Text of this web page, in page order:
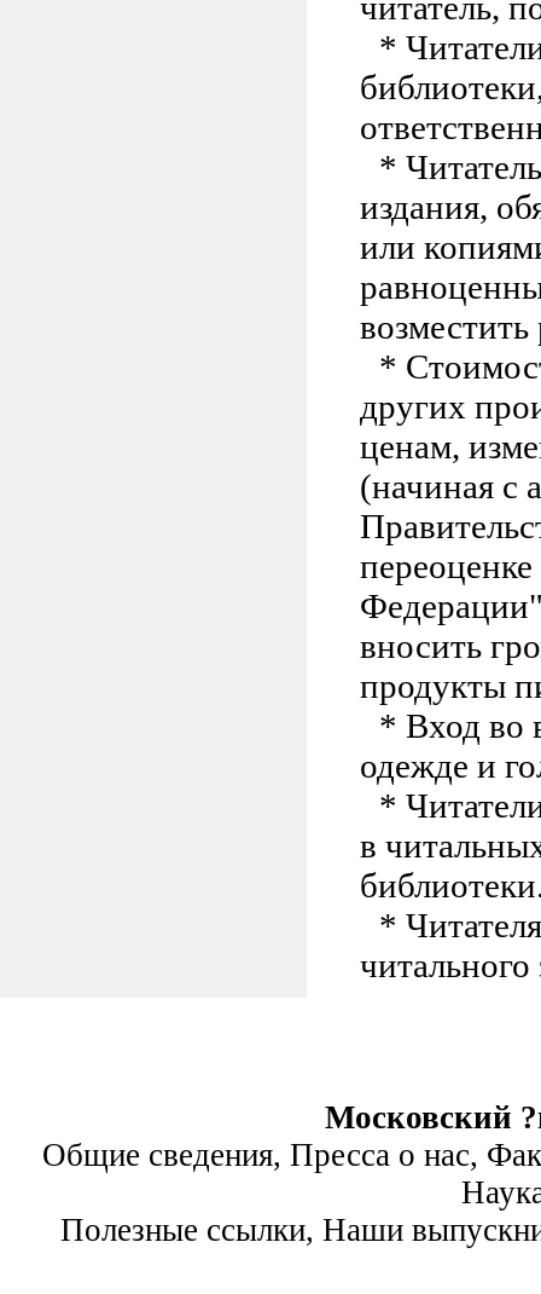
*
*
издания,
или
*
других
ценам,
(начиная с
вносить
продукты
* Вход во
одежде и
*
в
*
читального
Московский
Общие сведения, Пресса о нас,
Полезные ссылки, Наши